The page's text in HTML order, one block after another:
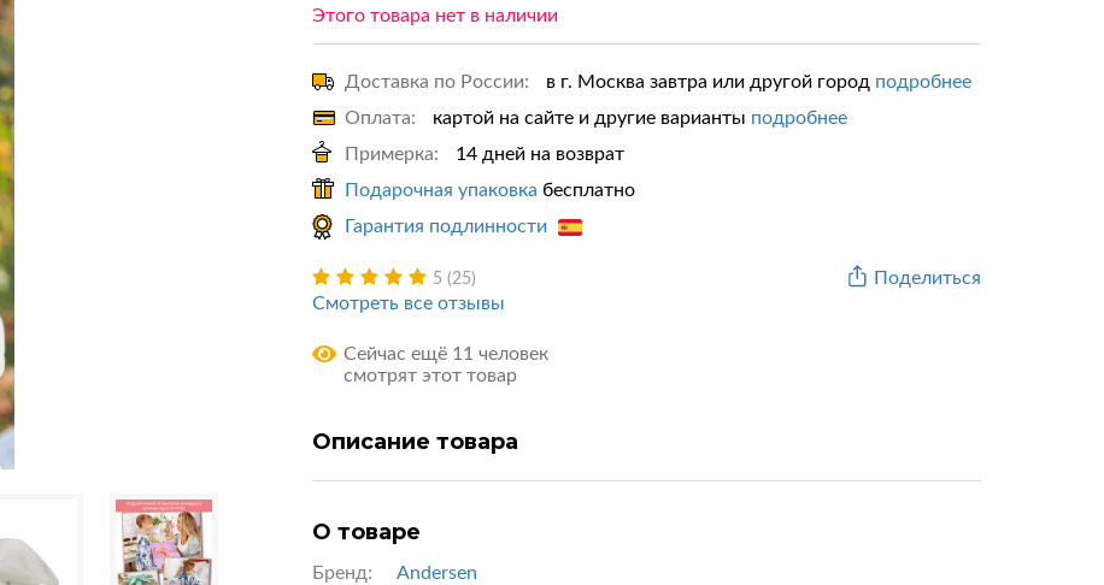
Этого товара нет в наличии
Доставка по России: в г. Москва завтра или другой город подробнее
Оплата:
картой на сайте и другие варианты подробнее
Примерка:
14 дней на возврат
Подарочная упаковка бесплатно
Гарантия подлинности
Поделиться
5 (25)
Смотреть все отзывы
Сейчас ещё 11 человек
смотрят этот товар
Описание товара
О товаре
Бренд: Andersen